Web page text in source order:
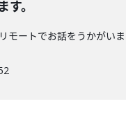
。
ートでお話をうかがいま